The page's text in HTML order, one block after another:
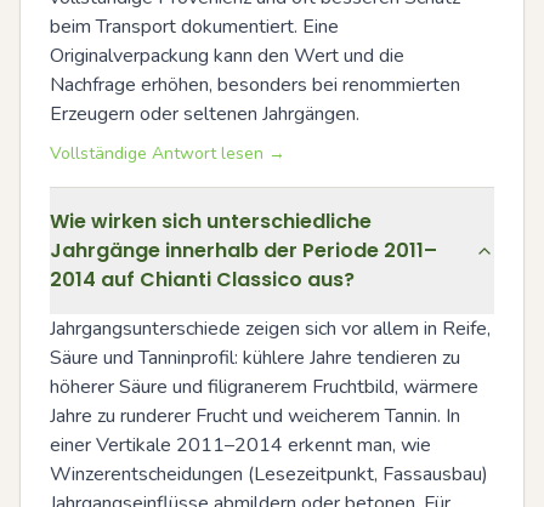
beim Transport dokumentiert. Eine
Originalverpackung kann den Wert und die
Nachfrage erhöhen, besonders bei renommierten
Erzeugern oder seltenen Jahrgängen.
Vollständige Antwort lesen →
Wie wirken sich unterschiedliche
Jahrgänge innerhalb der Periode 2011–
2014 auf Chianti Classico aus?
Jahrgangsunterschiede zeigen sich vor allem in Reife,
Säure und Tanninprofil: kühlere Jahre tendieren zu
höherer Säure und filigranerem Fruchtbild, wärmere
Jahre zu runderer Frucht und weicherem Tannin. In
einer Vertikale 2011–2014 erkennt man, wie
Winzerentscheidungen (Lesezeitpunkt, Fassausbau)